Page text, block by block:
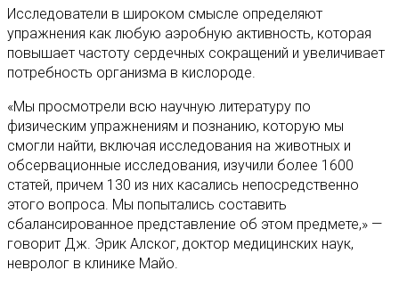
Исследователи в широком смысле определяют
упражнения как любую аэробную активность, которая
повышает частоту сердечных сокращений и увеличивает
потребность организма в кислороде.
«Мы просмотрели всю научную литературу по
физическим упражнениям и познанию, которую мы
смогли найти, включая исследования на животных и
обсервационные исследования, изучили более 1600
статей, причем 130 из них касались непосредственно
этого вопроса. Мы попытались составить
сбалансированное представление об этом предмете,» —
говорит Дж. Эрик Алског, доктор медицинских наук,
невролог в клинике Майо.